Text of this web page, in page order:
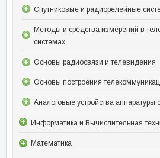
Спутниковые и радиорелейные
Методы и средства измерений в
системах
Основы радиосвязи и телевидения
Основы построения
Аналоговые устройства аппаратуры
Информатика и Вычислительная
Математика